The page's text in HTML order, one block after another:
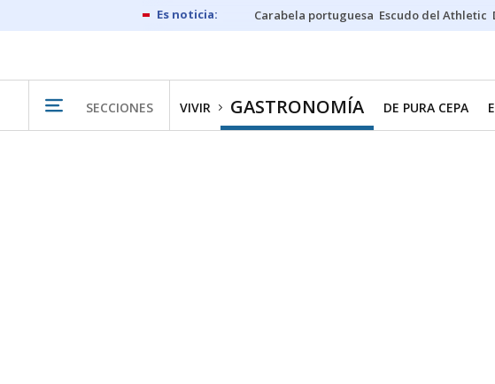
Carabela portuguesa Escudo del Athletic
SECCIONES VIVIR GASTRONOMÍA DE PURA CEPA